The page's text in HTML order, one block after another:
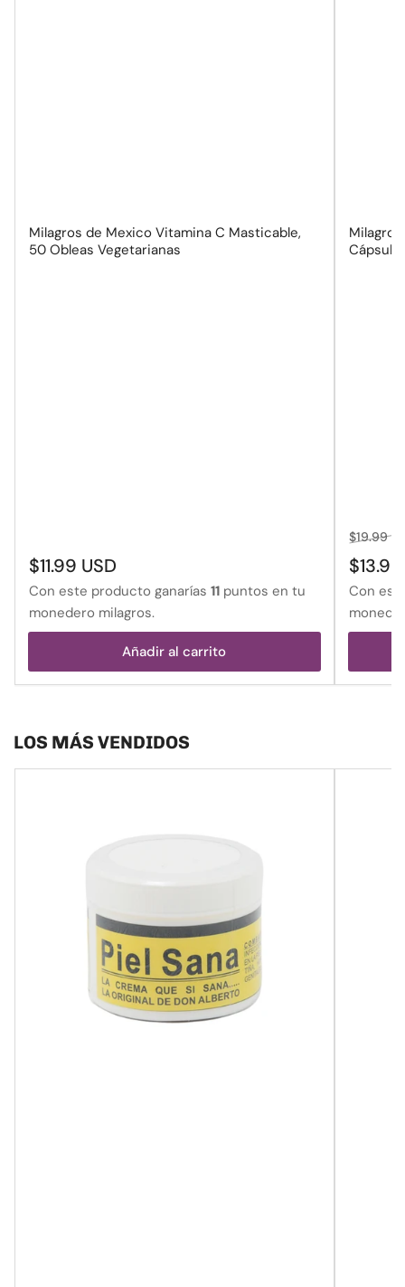
Milagros de Mexico Vitamina C Masticable,
50 Obleas Vegetarianas
Precio
regular
$11.99 USD
Con este producto ganarías 11 puntos en tu
monedero milagros.
Añadir al carrito
Precio
regular
$19.99
Con
LOS MÁS VENDIDOS